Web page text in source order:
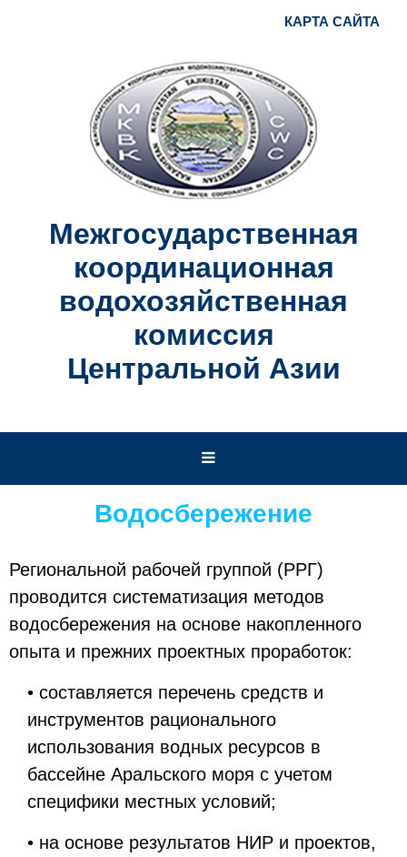
КАРТА САЙТА
Межгосударственная
координационная
водохозяйственная
комиссия
Центральной Азии
Водосбережение
Региональной рабочей группой (РРГ)
проводится систематизация методов
водосбережения на основе накопленного
опыта и прежних проектных проработок:
• составляется перечень средств и
инструментов рационального
использования водных ресурсов в
бассейне Аральского моря с учетом
специфики местных условий;
• на основе результатов НИР и проектов,